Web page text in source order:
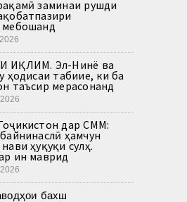
заминаи рушди
мебошанд
ИҚЛИМ. Эл-Нинё ва
ҳодисаи табиие, ки ба
таъсир мерасонанд
дар СММ:
ҳамчун
ҳуқуқи сулҳ.
ин маврид
бахш